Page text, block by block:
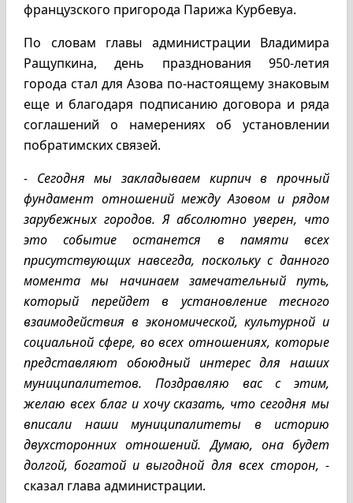
французского пригорода Парижа Курбевуа.
По словам главы администрации Владимира
Ращупкина, день празднования 950-летия
города стал для Азова по-настоящему знаковым
еще и благодаря подписанию договора и ряда
соглашений о намерениях об установлении
побратимских связей.
- Сегодня мы закладываем кирпич в прочный
фундамент отношений между Азовом и рядом
зарубежных городов. Я абсолютно уверен, что
это событие останется в памяти всех
присутствующих навсегда, поскольку с данного
момента мы начинаем замечательный путь,
который перейдет в установление тесного
взаимодействия в экономической, культурной и
социальной сфере, во всех отношениях, которые
представляют обоюдный интерес для наших
муниципалитетов. Поздравляю вас с этим,
желаю всех благ и хочу сказать, что сегодня мы
вписали наши муниципалитеты в историю
двухсторонних отношений. Думаю, она будет
долгой, богатой и выгодной для всех сторон, -
сказал глава администрации.